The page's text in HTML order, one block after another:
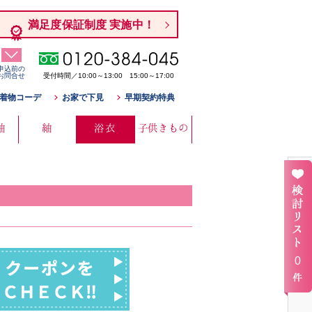
満足度保証制度 実施中！
込前の
問合せ
受付時間／10:00～13:00 15:00～17:00
物コーデ お家で下見 早期契約特典
紬 浴衣 子供きもの
0